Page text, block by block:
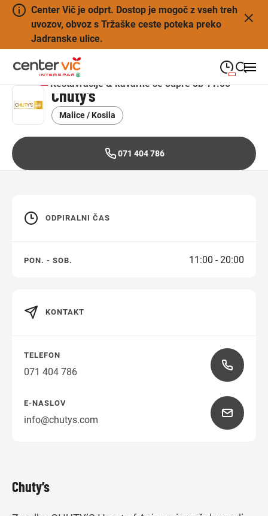
Center Vič je odprt. Dostop je mogoč z vseh treh
uvozov, obvoz s Tržaške ceste poteka preko
Jadranske ulice.
ponedeljek
PONEDELJEK
torek
sreda
PETEK
sobota
08:00—21:00
Restavracije & kavarne se odpre ob 11:00
Chuty’s
Malice / Kosila
071 404 786
Chuty’s
ODPIRALNI ČAS
PON. - SOB. 11:00 - 20:00
KONTAKT
TELEFON
071 404 786
E-NASLOV
info@chutys.com